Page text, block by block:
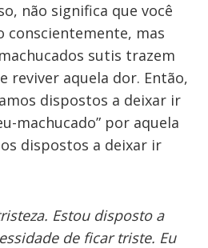
não significa que você
conscientemente, mas
sutis trazem
reviver aquela dor. Então,
dispostos a deixar ir
machucado” por aquela
dispostos a deixar ir
Estou disposto a
de ficar triste. Eu